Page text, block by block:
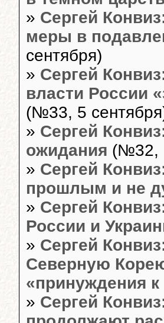
» Сергей
меры в
сентября)
» Сергей
власти России
(№33, 5
» Сергей
ожидания (№32,
» Сергей
прошлым и не
» Сергей
России и
» Сергей
Северную
«принуждения
» Сергей